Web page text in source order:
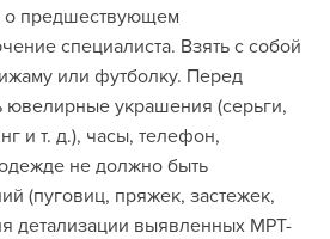
о предшествующем
специалиста. Взять с собой
или футболку. Перед
ювелирные украшения (серьги,
и т. д.), часы, телефон,
не должно быть
(пуговиц, пряжек, застежек,
детализации выявленных МРТ-